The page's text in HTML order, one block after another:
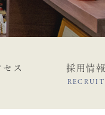
ス 採用情報
RECRUIT